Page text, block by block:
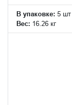
В упаковке: 5 шт
Вес: 16.26 кг